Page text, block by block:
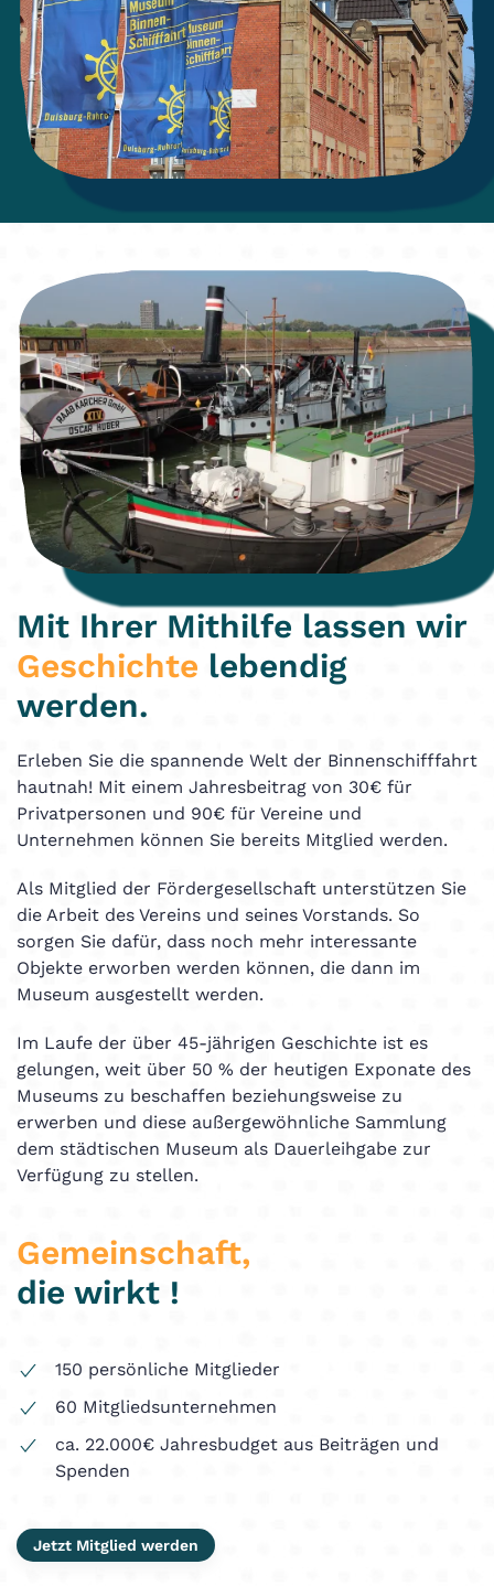
Mit Ihrer Mithilfe lassen wir
Geschichte lebendig
werden.
Erleben Sie die spannende Welt der Binnenschifffahrt
hautnah! Mit einem Jahresbeitrag von 30€ für
Privatpersonen und 90€ für Vereine und
Unternehmen können Sie bereits Mitglied werden.
Als Mitglied der Fördergesellschaft unterstützen Sie
die Arbeit des Vereins und seines Vorstands. So
sorgen Sie dafür, dass noch mehr interessante
Objekte erworben werden können, die dann im
Museum ausgestellt werden.
Im Laufe der über 45-jährigen Geschichte ist es
gelungen, weit über 50 % der heutigen Exponate des
Museums zu beschaffen beziehungsweise zu
erwerben und diese außergewöhnliche Sammlung
dem städtischen Museum als Dauerleihgabe zur
Verfügung zu stellen.
Gemeinschaft,
die wirkt !
150 persönliche Mitglieder
60 Mitgliedsunternehmen
ca. 22.000€ Jahresbudget aus Beiträgen und
Spenden
Jetzt Mitglied werden